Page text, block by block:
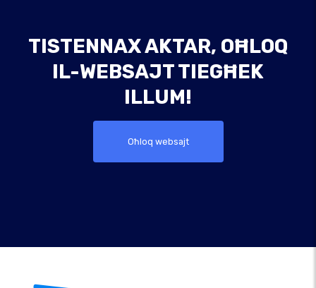
TISTENNAX AKTAR, OĦLOQ
IL-WEBSAJT TIEGĦEK
ILLUM!
Oħloq websajt